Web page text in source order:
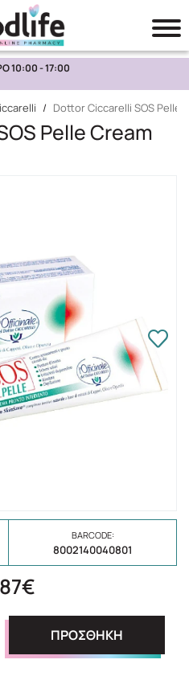
10:00 - 17:00
/ Dottor Ciccarelli SOS Pelle
Pelle Cream
BARCODE:
8002140040801
ΠΡΟΣΘΗΚΗ